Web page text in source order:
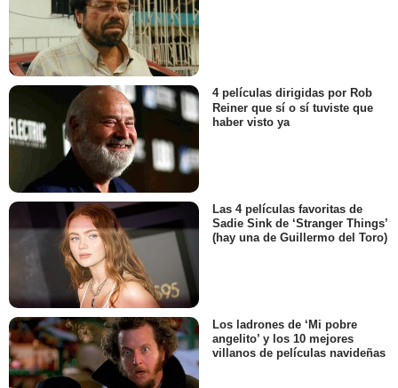
4 películas dirigidas por Rob
Reiner que sí o sí tuviste que
haber visto ya
Las 4 películas favoritas de
Sadie Sink de ‘Stranger Things’
(hay una de Guillermo del Toro)
Los ladrones de ‘Mi pobre
angelito’ y los 10 mejores
villanos de películas navideñas